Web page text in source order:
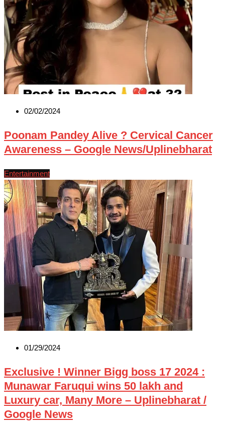
02/02/2024
Poonam Pandey Alive ? Cervical Cancer
Awareness – Google News/Uplinebharat
Entertainment
01/29/2024
Exclusive ! Winner Bigg boss 17 2024 :
Munawar Faruqui wins 50 lakh and
Luxury car, Many More – Uplinebharat /
Google News